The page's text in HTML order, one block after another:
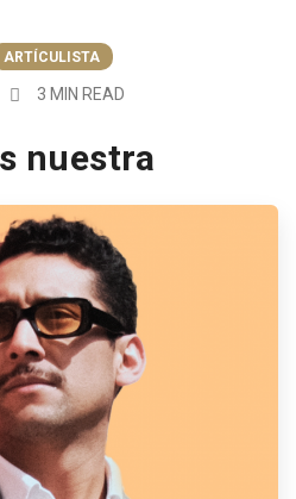
ARTÍCULISTA
3 MIN READ
nuestra